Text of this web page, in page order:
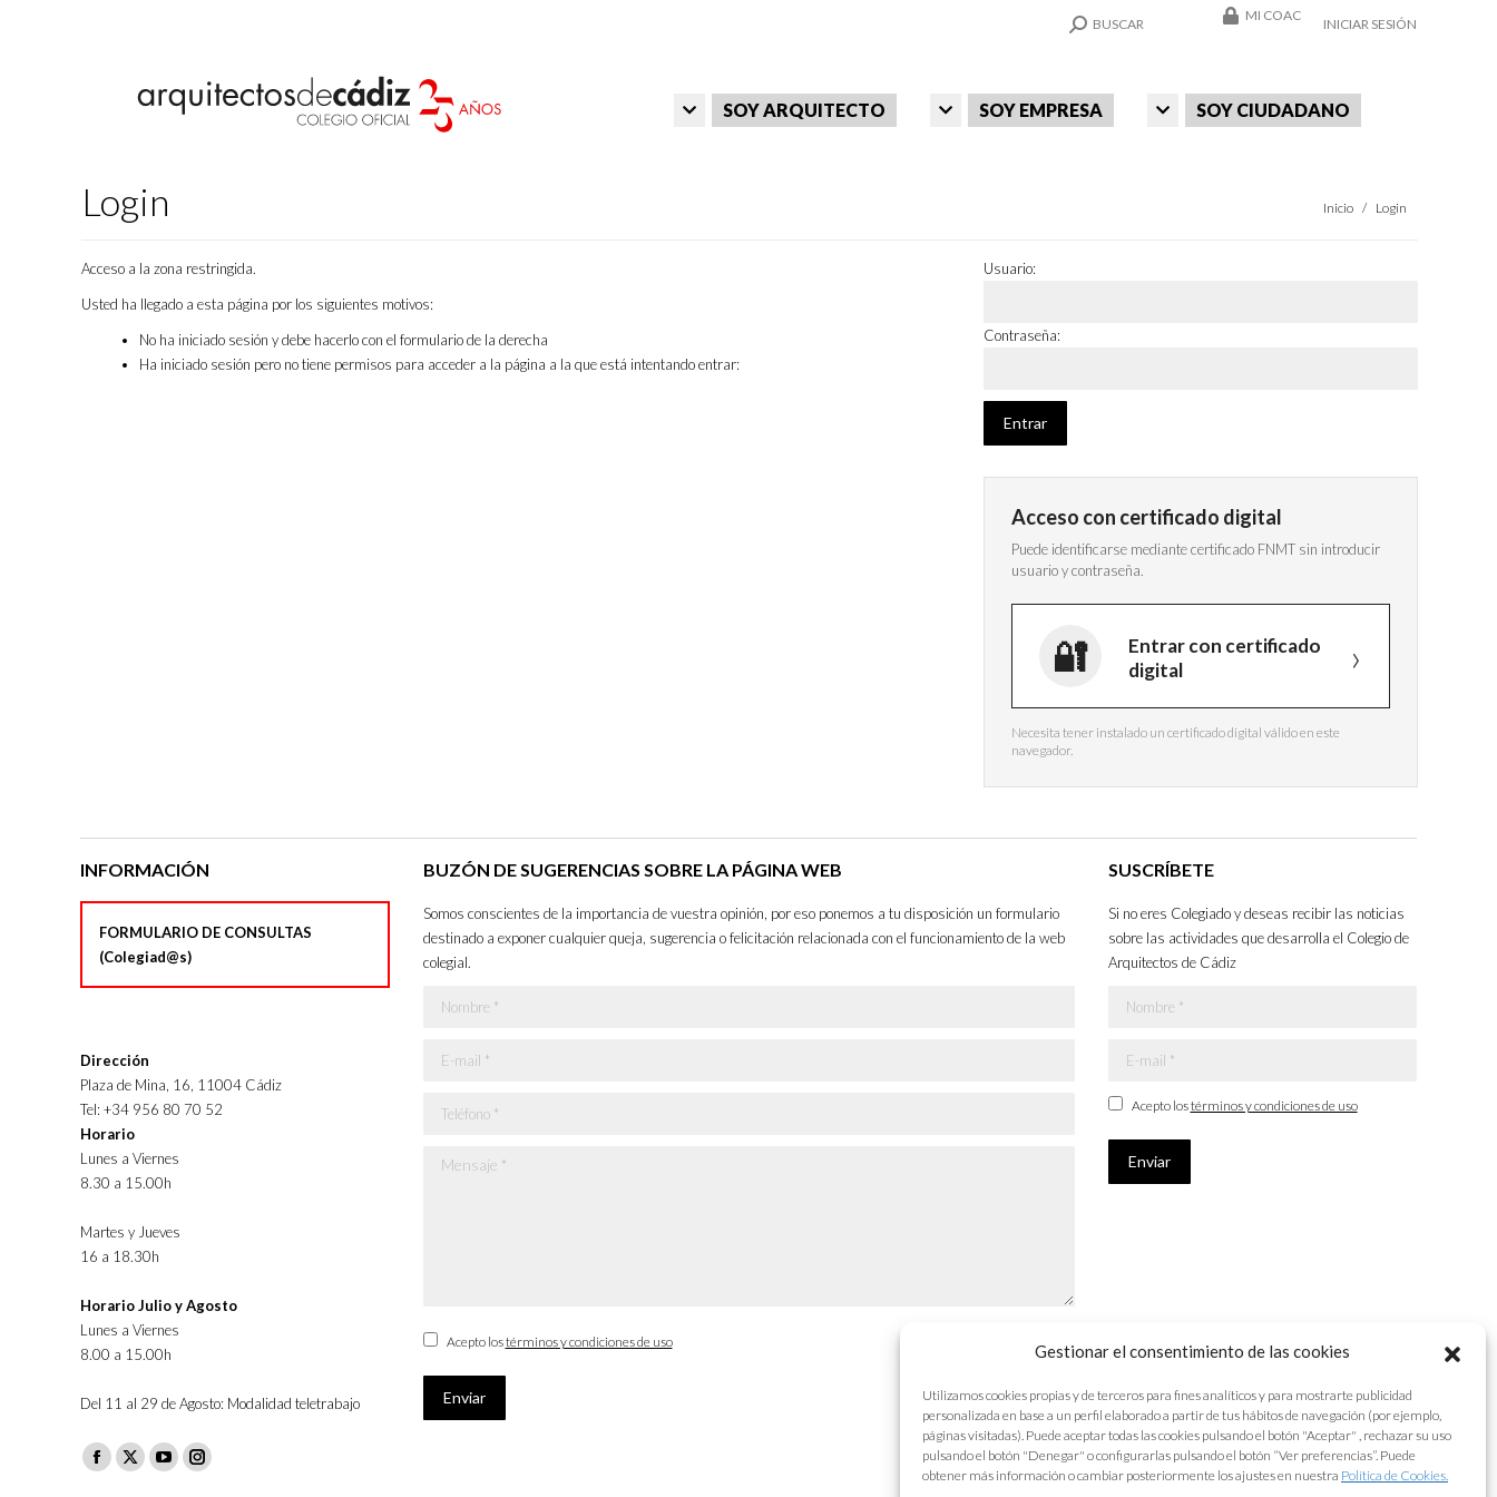
Gestionar el consentimiento de las cookies
Utilizamos cookies propias y de terceros para fines analíticos y para mostrarte publicidad
personalizada en base a un perfil elaborado a partir de tus hábitos de navegación (por ejemplo,
páginas visitadas). Puede aceptar todas las cookies pulsando el botón "Aceptar" , rechazar su uso
pulsando el botón "Denegar" o configurarlas pulsando el botón “Ver preferencias”. Puede
obtener más información o cambiar posteriormente los ajustes en nuestra Política de Cookies.
SEARCH:
BUSCAR
MI COAC
INICIAR SESIÓN
SOY ARQUITECTO SOY EMPRESA SOY CIUDADANO
Login Estás aquí:
Inicio Login
Acceso a la zona restringida.
Usted ha llegado a esta página por los siguientes motivos:
No ha iniciado sesión y debe hacerlo con el formulario de la derecha
Ha iniciado sesión pero no tiene permisos para acceder a la página a la que está intentando entrar:
Usuario:
Contraseña:
Acceso con certificado digital
Puede identificarse mediante certificado FNMT sin introducir
usuario y contraseña.
Entrar con certificado
digital
Necesita tener instalado un certificado digital válido en este
navegador.
INFORMACIÓN
FORMULARIO DE CONSULTAS
(Colegiad@s)
Dirección
Plaza de Mina, 16, 11004 Cádiz
Tel: +34 956 80 70 52
Horario
Lunes a Viernes
8.30 a 15.00h
Martes y Jueves
16 a 18.30h
Horario Julio y Agosto
Lunes a Viernes
8.00 a 15.00h
Del 11 al 29 de Agosto: Modalidad teletrabajo
Facebook
X
YouTubeInstagram
BUZÓN DE SUGERENCIAS SOBRE LA PÁGINA WEB
Somos conscientes de la importancia de vuestra opinión, por eso ponemos a tu disposición un formulario
destinado a exponer cualquier queja, sugerencia o felicitación relacionada con el funcionamiento de la web
colegial.
Nombre *
E-mail *
Teléfono *
Mensaje *
Acepto lostérminos y condiciones de uso
Enviar
SUSCRÍBETE
Si no eres Colegiado y deseas recibir las noticias
sobre las actividades que desarrolla el Colegio de
Arquitectos de Cádiz
Nombre *
E-mail *
Acepto lostérminos y condiciones de uso
Enviar